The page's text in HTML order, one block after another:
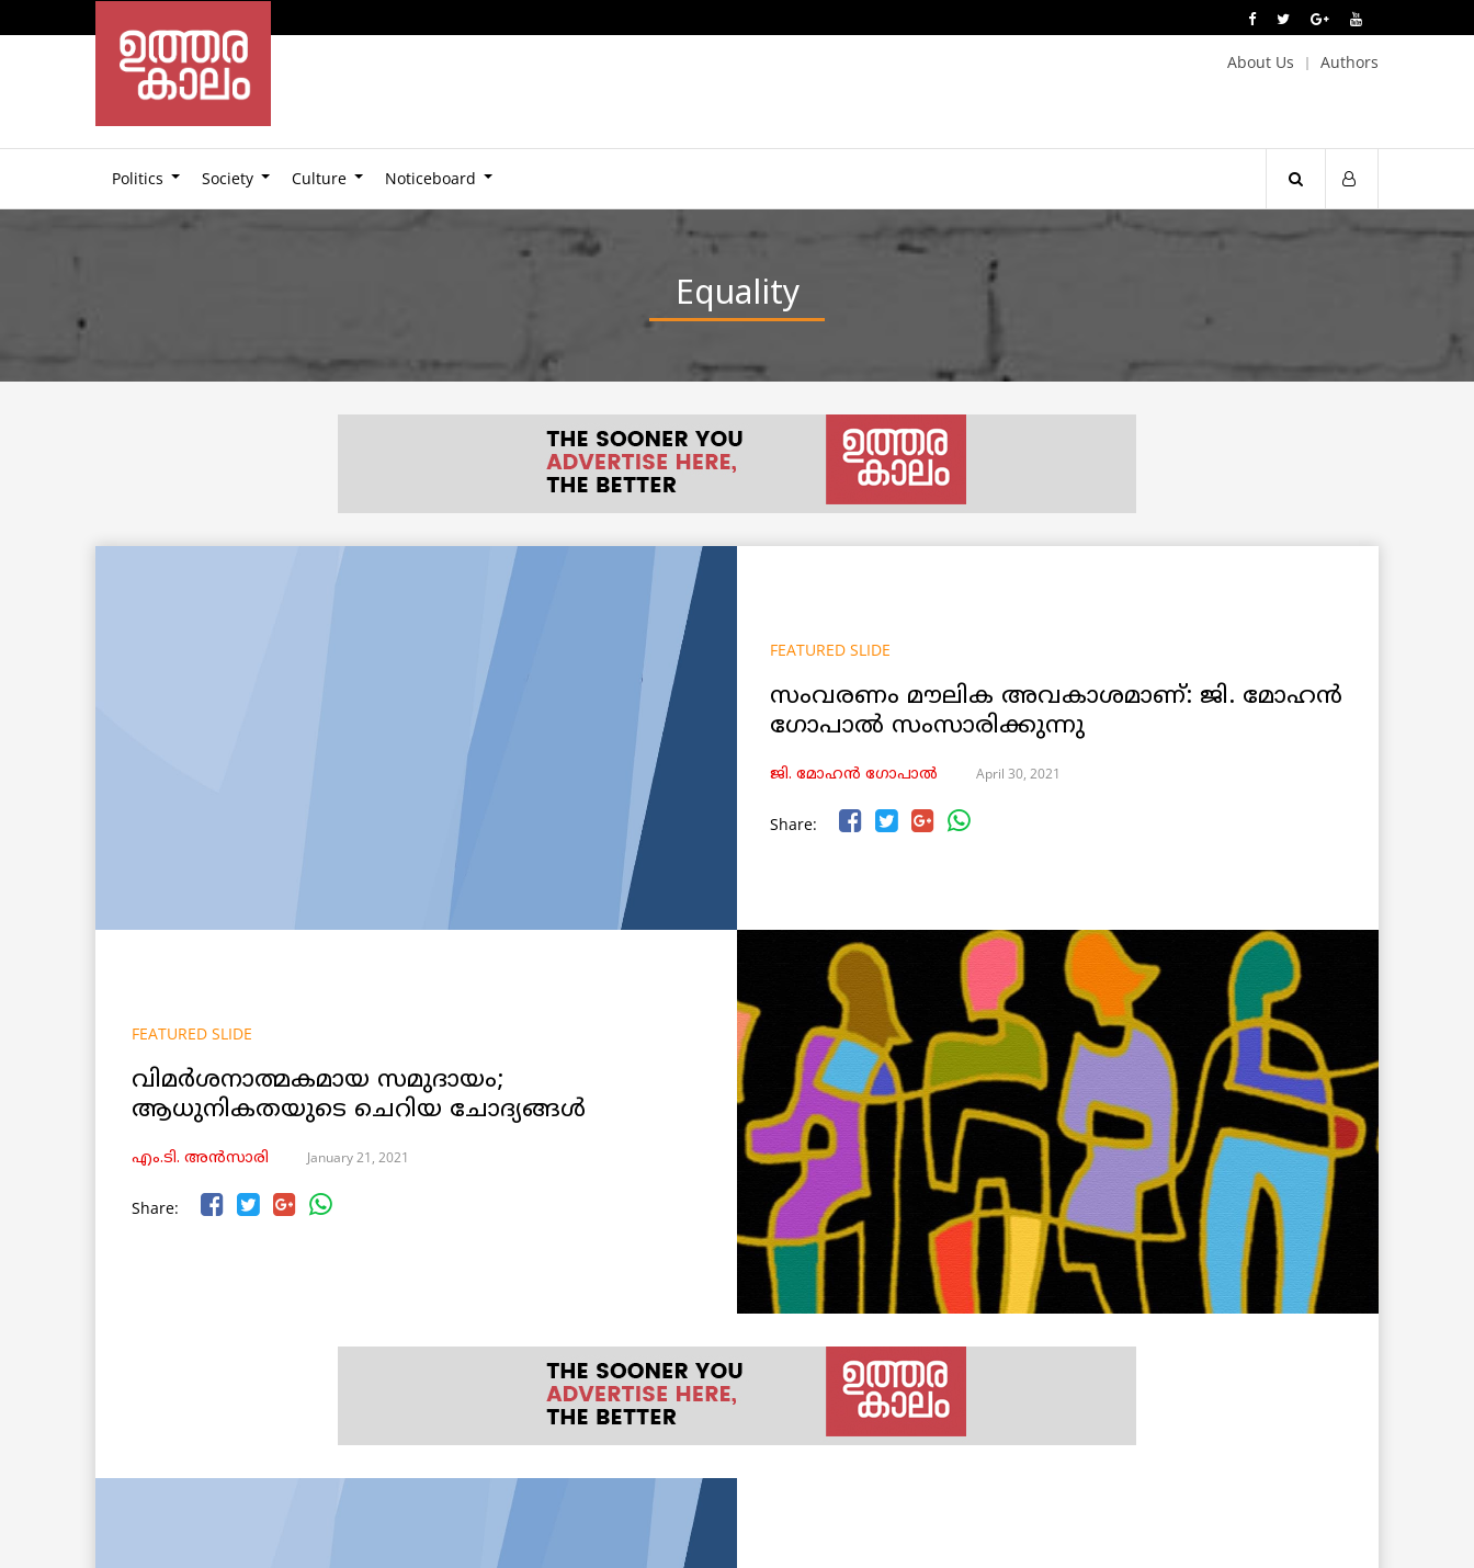
About Us Authors
Politics Society Culture Noticeboard
Equality
FEATURED SLIDE
സംവരണം മൗലിക അവകാശമാണ്: ജി. മോഹൻ
ഗോപാൽ സംസാരിക്കുന്നു
ജി. മോഹൻ ഗോപാൽ April 30, 2021
Share:
FEATURED SLIDE
വിമർശനാത്മകമായ സമുദായം;
ആധുനികതയുടെ ചെറിയ ചോദ്യങ്ങൾ
എം.ടി. അൻസാരി January 21, 2021
Share: